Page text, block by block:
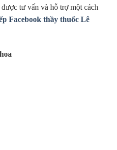
được tư vấn và hỗ trợ một cách
Facebook thầy thuốc Lê